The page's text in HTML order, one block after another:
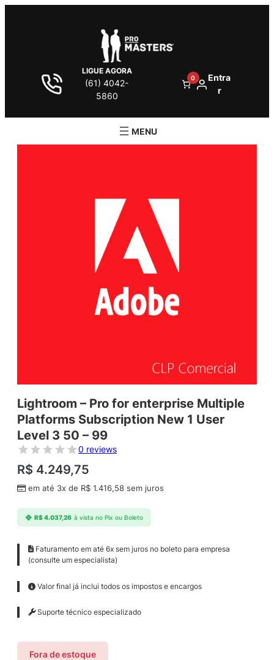
LIGUE AGORA
(61) 4042-
5860
0
Entra
r
Lightroom – Pro for enterprise Multiple
Platforms Subscription New 1 User
Level 3 50 – 99
0 reviews
R$ 4.249,75
em até 3x de R$ 1.416,58 sem juros
R$4.037,26 à vista no Pix ou Boleto
Faturamento em até 6x sem juros no boleto para empresa
(consulte um especialista)
Valor final já inclui todos os impostos e encargos
Suporte técnico especializado
Fora de estoque